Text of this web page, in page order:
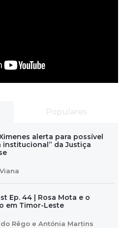
Populares
alerta para possível
institucional” da Justiça
Ep. 44 | Rosa Mota e o
em Timor-Leste
Rêgo e Antónia Martins